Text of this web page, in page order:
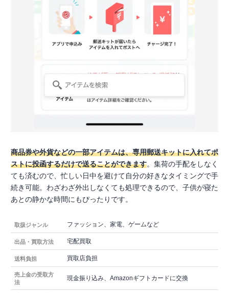
商品券や外貨などの一部アイテムは、専用郵送キットに入れてポ
ストに投函するだけで送ることができます。集荷の手配をしなく
ても済むので、忙しい日中を避けて自分の好きなタイミングで手
続き可能。わざわざ外出しなくても処理できるので、子供が寝た
あとの静かな時間にもぴったりです。
取扱ジャンル ファッション、家電、ゲームなど
出品・買取方法 宅配買取
送料負担 買取店負担
売上金の受取方
法
現金振り込み、Amazonギフトカードに交換